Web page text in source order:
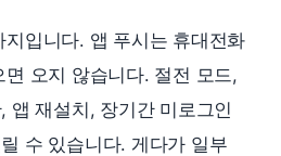
입니다. 앱 푸시는 휴대전화
오지 않습니다. 절전 모드,
앱 재설치, 장기간 미로그인
수 있습니다. 게다가 일부